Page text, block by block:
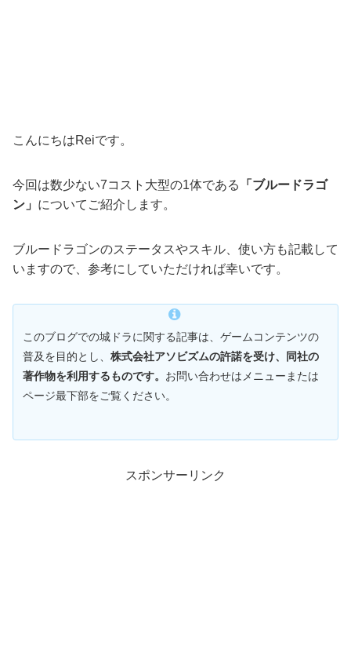
こんにちはReiです。
今回は数少ない7コスト大型の1体である
「ブルードラゴ
ン」 についてご紹介します。
ブルードラゴンのステータスやスキル、使い方も記載して
いますので、参考にしていただければ幸いです。
このブログでの城ドラに関する記事は、ゲームコンテンツの
普及を目的とし、 株式会社アソビズムの許諾を受け、同社の
著作物を利用するものです。 お問い合わせはメニューまたは
ページ最下部をご覧ください。
スポンサーリンク